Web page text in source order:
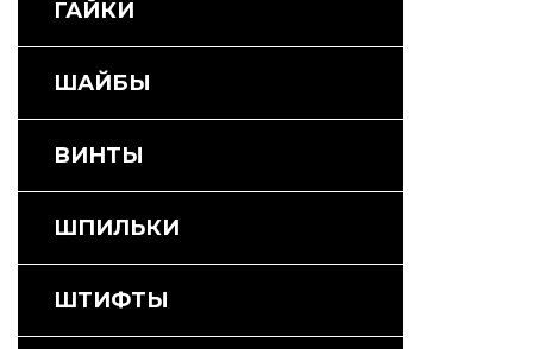
ГАЙКИ
ШАЙБЫ
ВИНТЫ
ШПИЛЬКИ
ШТИФТЫ